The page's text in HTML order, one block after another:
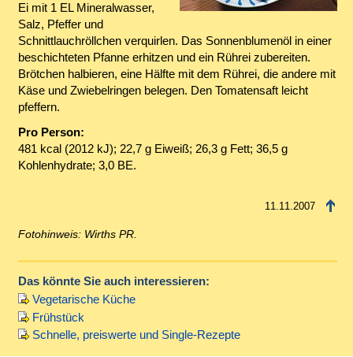
Ei mit 1 EL Mineralwasser,
Salz, Pfeffer und
Schnittlauchröllchen verquirlen. Das Sonnenblumenöl in einer
beschichteten Pfanne erhitzen und ein Rührei zubereiten.
Brötchen halbieren, eine Hälfte mit dem Rührei, die andere mit
Käse und Zwiebelringen belegen. Den Tomatensaft leicht
pfeffern.
Pro Person:
481 kcal (2012 kJ); 22,7 g Eiweiß; 26,3 g Fett; 36,5 g
Kohlenhydrate; 3,0 BE.
11.11.2007
Fotohinweis: Wirths PR.
Das könnte Sie auch interessieren:
Vegetarische Küche
Frühstück
Schnelle, preiswerte und Single-Rezepte